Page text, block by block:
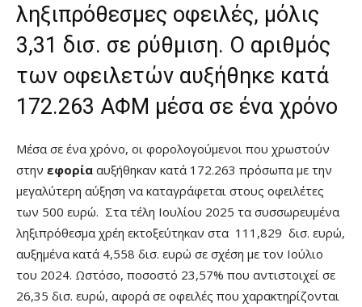
ληξιπρόθεσμες οφειλές, μόλις
3,31 δισ. σε ρύθμιση. Ο αριθμός
των οφειλετών αυξήθηκε κατά
172.263 ΑΦΜ μέσα σε ένα χρόνο
Μέσα σε ένα χρόνο, οι φορολογούμενοι που χρωστούν
στην εφορία αυξήθηκαν κατά 172.263 πρόσωπα με την
μεγαλύτερη αύξηση να καταγράφεται στους οφειλέτες
των 500 ευρώ. Στα τέλη Ιουλίου 2025 τα συσσωρευμένα
ληξιπρόθεσμα χρέη εκτοξεύτηκαν στα 111,829 δισ. ευρώ,
αυξημένα κατά 4,558 δισ. ευρώ σε σχέση με τον Ιούλιο
του 2024. Ωστόσο, ποσοστό 23,57% που αντιστοιχεί σε
26,35 δισ. ευρώ, αφορά σε οφειλές που χαρακτηρίζονται